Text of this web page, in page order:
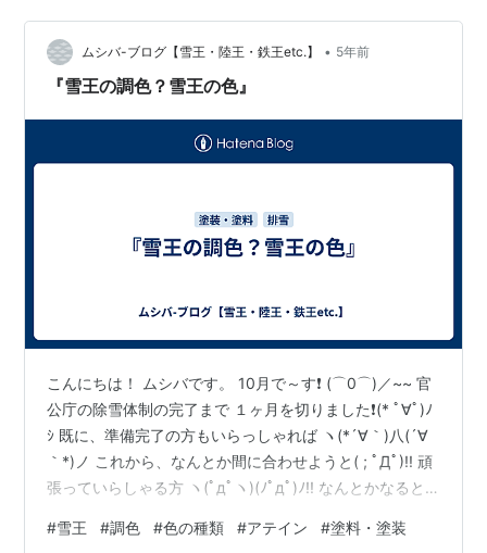
旧雪王より乾燥が速くなっているからといっても 完全乾
燥には、ある程度の時間が必要です❗ (|| ゜Д゜) さぁ❗急ぎ
ましょう❗今…
ムシバ-ブログ【雪王・陸王・鉄王etc.】 • 5年前
『雪王の調色？雪王の色』
こんにちは！ ムシバです。 10月で～す❗ (⌒0⌒)／~~ 官
公庁の除雪体制の完了まで １ヶ月を切りました❗(* ﾟ∀ﾟ)ﾉ
ｼ 既に、準備完了の方もいらっしゃれば ヽ(*´∀｀)八(´∀
｀*)ノ これから、なんとか間に合わせようと( ; ﾟДﾟ)!! 頑
張っていらしゃる方 ヽ(ﾟдﾟヽ)(ﾉﾟдﾟ)ﾉ!! なんとかなると
なければなんともなりませんが…。 ┐('～`;)┌ さて 今回
#雪王 #調色 #色の種類 #アテイン #塗料・塗装